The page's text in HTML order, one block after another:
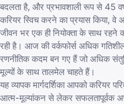
बदलता है, और प्रभावशाली रूप से 45
करियर स्विच करने का प्रयास किया,
जीवन भर एक ही नियोक्ता के साथ रहने
रही है। आज की वर्कफोर्स अधिक
रणनीतिक कदम बन गए हैं जो अधिक
मूल्यों के साथ तालमेल चाहते हैं।
यह व्यापक मार्गदर्शिका आपको करियर
आत्म-मूल्यांकन से लेकर सफलतापूर्वक